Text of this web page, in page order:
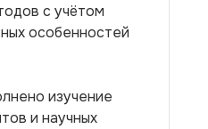
с учётом
особенностей
изучение
и научных